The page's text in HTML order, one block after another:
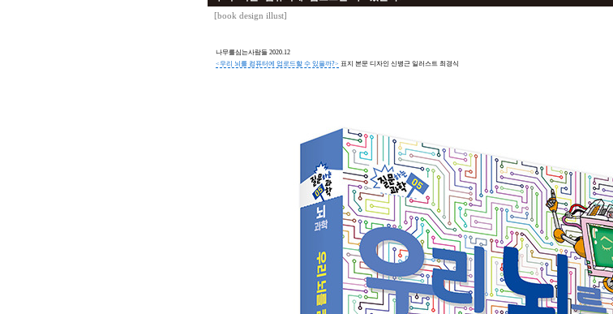
[book design illust]
나무를심는사람들 2020.12
<우리 뇌를 컴퓨터에 업로드할 수 있을까?> 표지 본문 디자인 신병근 일러스트 최경식